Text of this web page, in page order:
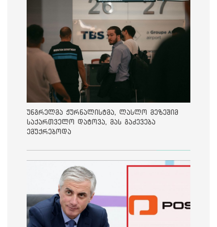
უნგრელმა ჟურნალისტმა, ლასლო მეზეშიმ
საქართველო დატოვა, მას გაძევება
ემუქრებოდა